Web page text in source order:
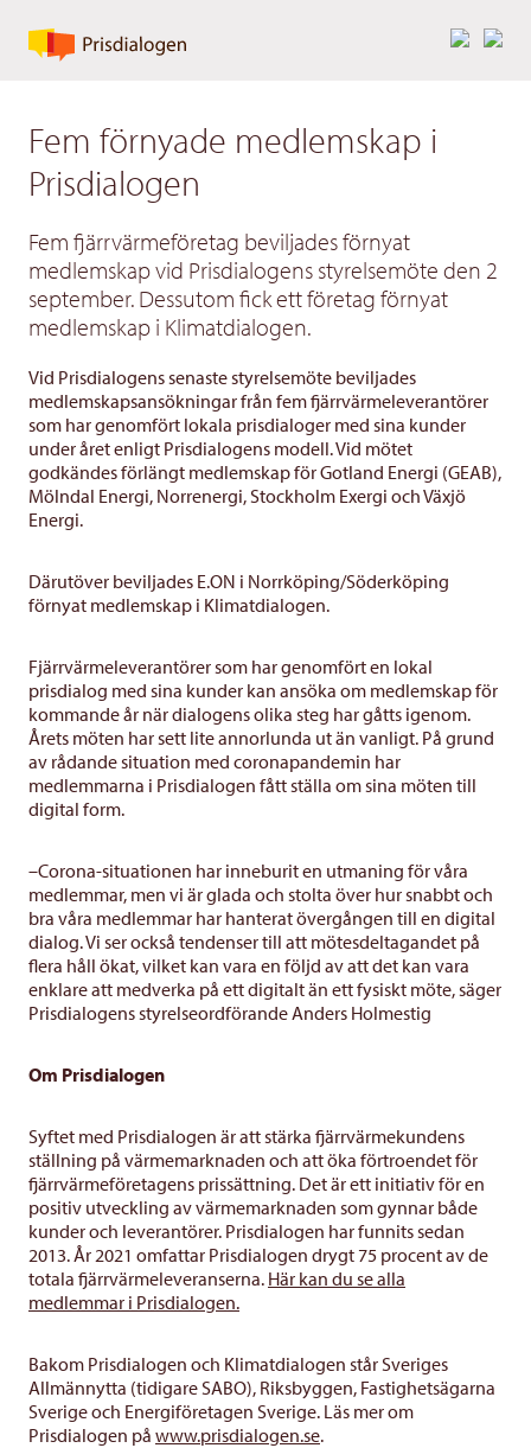
Fem förnyade medlemskap i
Prisdialogen
Fem fjärrvärmeföretag beviljades förnyat
medlemskap vid Prisdialogens styrelsemöte den 2
september. Dessutom fick ett företag förnyat
medlemskap i Klimatdialogen.
Vid Prisdialogens senaste styrelsemöte beviljades
medlemskapsansökningar från fem fjärrvärmeleverantörer
som har genomfört lokala prisdialoger med sina kunder
under året enligt Prisdialogens modell. Vid mötet
godkändes förlängt medlemskap för Gotland Energi (GEAB),
Mölndal Energi, Norrenergi, Stockholm Exergi och Växjö
Energi.
Därutöver beviljades E.ON i Norrköping/Söderköping
förnyat medlemskap i Klimatdialogen.
Fjärrvärmeleverantörer som har genomfört en lokal
prisdialog med sina kunder kan ansöka om medlemskap för
kommande år när dialogens olika steg har gåtts igenom.
Årets möten har sett lite annorlunda ut än vanligt. På grund
av rådande situation med coronapandemin har
medlemmarna i Prisdialogen fått ställa om sina möten till
digital form.
–Corona-situationen har inneburit en utmaning för våra
medlemmar, men vi är glada och stolta över hur snabbt och
bra våra medlemmar har hanterat övergången till en digital
dialog. Vi ser också tendenser till att mötesdeltagandet på
flera håll ökat, vilket kan vara en följd av att det kan vara
enklare att medverka på ett digitalt än ett fysiskt möte, säger
Prisdialogens styrelseordförande Anders Holmestig
Om Prisdialogen
Syftet med Prisdialogen är att stärka fjärrvärmekundens
ställning på värmemarknaden och att öka förtroendet för
fjärrvärmeföretagens prissättning. Det är ett initiativ för en
positiv utveckling av värmemarknaden som gynnar både
kunder och leverantörer. Prisdialogen har funnits sedan
2013. År 2021 omfattar Prisdialogen drygt 75 procent av de
totala fjärrvärmeleveranserna. Här kan du se alla
medlemmar i Prisdialogen.
Bakom Prisdialogen och Klimatdialogen står Sveriges
Allmännytta (tidigare SABO), Riksbyggen, Fastighetsägarna
Sverige och Energiföretagen Sverige. Läs mer om
Prisdialogen på www.prisdialogen.se.